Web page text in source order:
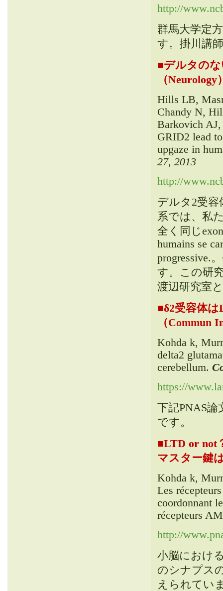
http://
群馬大学定
す。 掛川講
■デルタの
（Neurology
Hills LB,
Chandy N,
Barkovich AJ
GRID2 lead
upgaze in
27, 2013
http://
デルタ2受
系では 、 私
全く同じ
humains se
progressive.。
す。 この研
渡辺研究室
■δ2受容体
（Commun
Kohda k,
delta2
cerebellum.
https://
下記PNAS
です。
■LTD or not
マスター鍵
Kohda k,
Les
coordonnant
récepteurs
http://
小脳におけ
のシナプス
えられてい